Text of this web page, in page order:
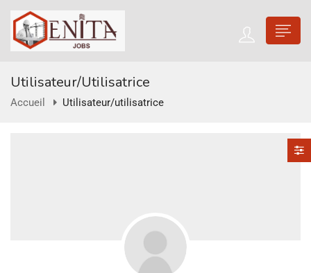
Utilisateur/utilisatrice
Accueil Utilisateur/utilisatrice